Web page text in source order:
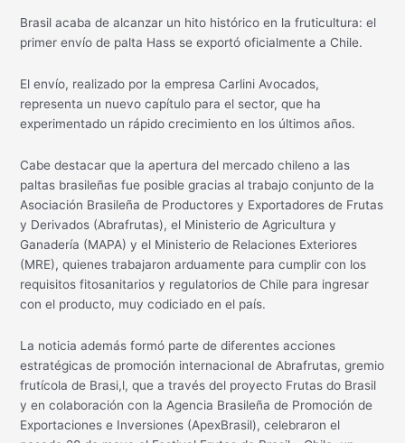
Brasil acaba de alcanzar un hito histórico en la fruticultura: el
primer envío de palta Hass se exportó oficialmente a Chile.
El envío, realizado por la empresa Carlini Avocados,
representa un nuevo capítulo para el sector, que ha
experimentado un rápido crecimiento en los últimos años.
Cabe destacar que la apertura del mercado chileno a las
paltas brasileñas fue posible gracias al trabajo conjunto de la
Asociación Brasileña de Productores y Exportadores de Frutas
y Derivados (Abrafrutas), el Ministerio de Agricultura y
Ganadería (MAPA) y el Ministerio de Relaciones Exteriores
(MRE), quienes trabajaron arduamente para cumplir con los
requisitos fitosanitarios y regulatorios de Chile para ingresar
con el producto, muy codiciado en el país.
La noticia además formó parte de diferentes acciones
estratégicas de promoción internacional de Abrafrutas, gremio
frutícola de Brasi,l, que a través del proyecto Frutas do Brasil
y en colaboración con la Agencia Brasileña de Promoción de
Exportaciones e Inversiones (ApexBrasil), celebraron el